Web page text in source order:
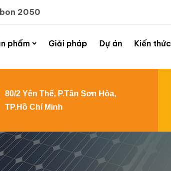
2050
phẩm Giải pháp Dự án Kiến thức
80/2 Yên Thế, P.Tân Sơn Hòa,
TP.Hồ Chí Minh